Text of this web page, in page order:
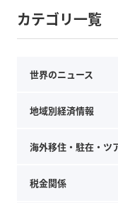
カテゴリ一覧
世界のニュース
地域別経済情報
海外移住・駐在・ツ
税金関係